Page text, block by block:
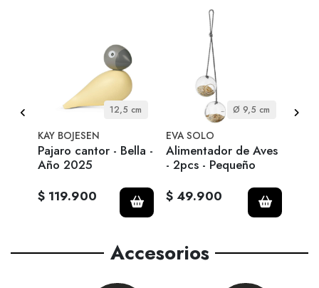
12,5 cm
KAY BOJESEN
Pajaro cantor - Bella -
Año 2025
$ 119.900
Ø 9,5 cm
EVA SOLO
Alimentador de Aves
- 2pcs - Pequeño
$ 49.900
Accesorios